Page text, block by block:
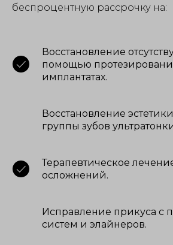
беспроцентную рассрочку на:
Восстановление
помощью
имплантатах.
Восстановление
группы зубов
Терапевтическое
осложнений.
Исправление прикуса с
систем и элайнеров.